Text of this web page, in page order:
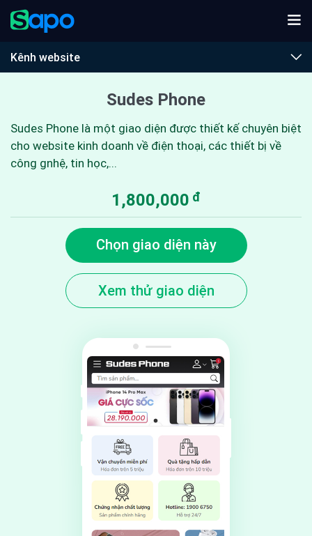
Kênh website
Sudes Phone
Sudes Phone là một giao diện được thiết kế chuyên biệt
cho website kinh doanh về điện thoại, các thiết bị về
công gnhệ, tin học,...
1,800,000đ
Chọn giao diện này
Xem thử giao diện